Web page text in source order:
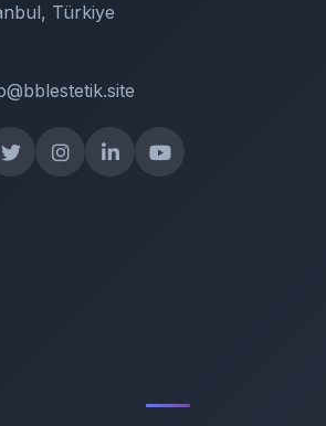
Türkiye